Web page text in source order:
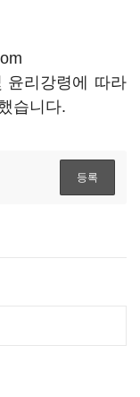
윤리강령에 따라
습니다.